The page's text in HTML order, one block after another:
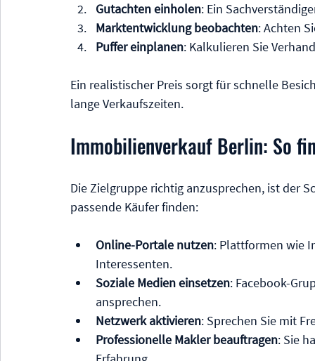
Gutachten einholen: Ein
Marktentwicklung beobachten: Achten
Puffer einplanen: Kalkulieren Sie
Ein realistischer Preis sorgt für schnelle
lange Verkaufszeiten.
Immobilienverkauf Berlin: So
Die Zielgruppe richtig anzusprechen, ist der
passende Käufer finden:
Online-Portale nutzen: Plattformen wie
Interessenten.
Soziale Medien einsetzen: Facebook-
ansprechen.
Netzwerk aktivieren: Sprechen Sie mit
Professionelle Makler beauftragen: Sie